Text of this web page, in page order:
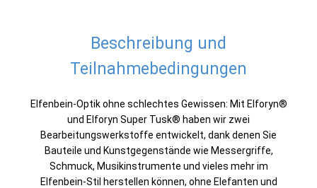
Beschreibung und
Teilnahmebedingungen
Elfenbein-Optik ohne schlechtes Gewissen: Mit Elforyn®
und Elforyn Super Tusk® haben wir zwei
Bearbeitungswerkstoffe entwickelt, dank denen Sie
Bauteile und Kunstgegenstände wie Messergriffe,
Schmuck, Musikinstrumente und vieles mehr im
Elfenbein-Stil herstellen können, ohne Elefanten und